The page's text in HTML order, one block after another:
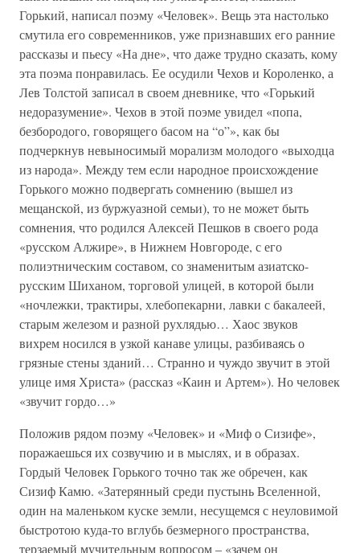
Горький, написал поэму «Человек». Вещь эта настолько
смутила его современников, уже признавших его ранние
рассказы и пьесу «На дне», что даже трудно сказать, кому
эта поэма понравилась. Ее осудили Чехов и Короленко, а
Лев Толстой записал в своем дневнике, что «Горький
недоразумение». Чехов в этой поэме увидел «попа,
безбородого, говорящего басом на “о”», как бы
подчеркнув невыносимый морализм молодого «выходца
из народа». Между тем если народное происхождение
Горького можно подвергать сомнению (вышел из
мещанской, из буржуазной семьи), то не может быть
сомнения, что родился Алексей Пешков в своего рода
«русском Алжире», в Нижнем Новгороде, с его
полиэтническим составом, со знаменитым азиатско-
русским Шиханом, торговой улицей, в которой были
«ночлежки, трактиры, хлебопекарни, лавки с бакалеей,
старым железом и разной рухлядью… Хаос звуков
вихрем носился в узкой канаве улицы, разбиваясь о
грязные стены зданий… Странно и чуждо звучит в этой
улице имя Христа» (рассказ «Каин и Артем»). Но человек
«звучит гордо…»
Положив рядом поэму «Человек» и «Миф о Сизифе»,
поражаешься их созвучию и в мыслях, и в образах.
Гордый Человек Горького точно так же обречен, как
Сизиф Камю. «Затерянный среди пустынь Вселенной,
один на маленьком куске земли, несущемся с неуловимой
быстротою куда-то вглубь безмерного пространства,
терзаемый мучительным вопросом – «зачем он